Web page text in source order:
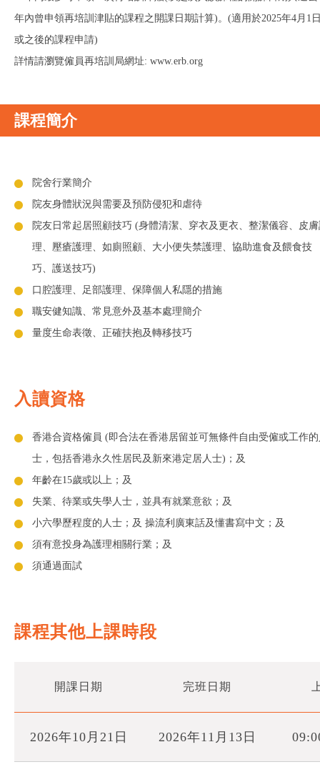
年內曾申領再培訓津貼的課程之開課日期計算)。(適用於2025年4月1
或之後的課程申請)
詳情請瀏覽僱員再培訓局網址: www.erb.org
課程簡介
院舍行業簡介
院友身體狀況與需要及預防侵犯和虐待
院友日常起居照顧技巧 (身體清潔、穿衣及更衣、整潔儀容、皮
理、壓瘡護理、如廁照顧、大小便失禁護理、協助進食及餵食技
巧、護送技巧)
口腔護理、足部護理、保障個人私隱的措施
職安健知識、常見意外及基本處理簡介
量度生命表徵、正確扶抱及轉移技巧
入讀資格
香港合資格僱員 (即合法在香港居留並可無條件自由受僱或工作
士，包括香港永久性居民及新來港定居人士)；及
年齡在15歲或以上；及
失業、待業或失學人士，並具有就業意欲；及
小六學歷程度的人士；及 操流利廣東話及懂書寫中文；及
須有意投身為護理相關行業；及
須通過面試
課程其他上課時段
開課日期 完班日期
2026年10月21日 2026年11月13日